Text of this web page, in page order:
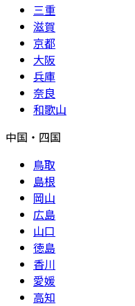
三重
滋賀
京都
大阪
兵庫
奈良
和歌山
中国・四国
鳥取
島根
岡山
広島
山口
徳島
香川
愛媛
高知